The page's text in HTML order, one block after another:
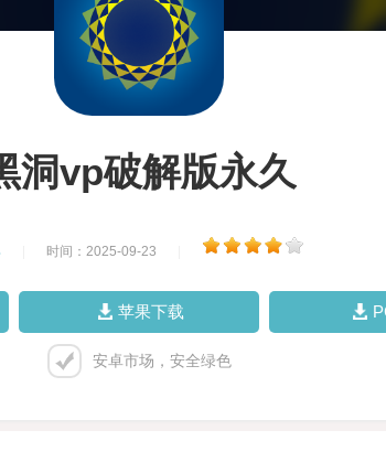
洞vp破解版永久
时间：2025-09-23
苹果下载
安卓市场，安全绿色